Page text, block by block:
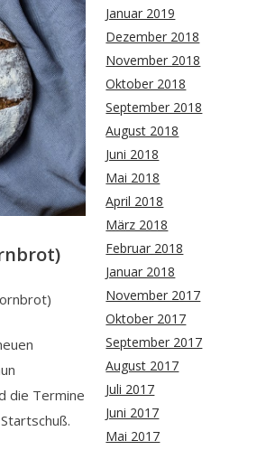
die Termine
Januar 2019
Dezember 2018
November 2018
Oktober 2018
September 2018
August 2018
Juni 2018
Mai 2018
April 2018
März 2018
Februar 2018
Januar 2018
November 2017
Oktober 2017
September 2017
August 2017
Juli 2017
Juni 2017
Mai 2017